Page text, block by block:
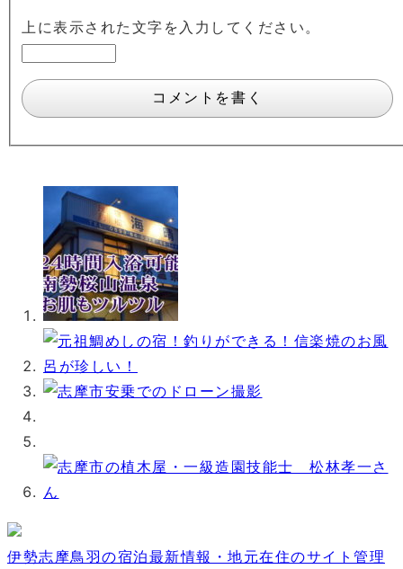
上に表示された文字を入力してください。
伊勢志摩鳥羽の宿泊最新情報・地元在住のサイト管理